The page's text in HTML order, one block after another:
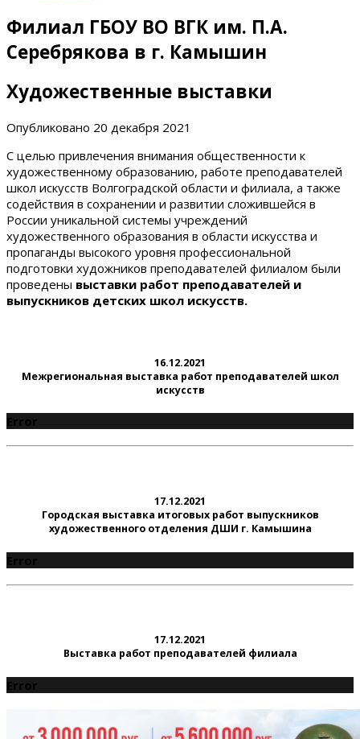
Филиал ГБОУ ВО ВГК им. П.А.
Серебрякова в г. Камышин
Художественные выставки
Опубликовано 20 декабря 2021
С целью привлечения внимания общественности к
художественному образованию, работе преподавателей
школ искусств Волгоградской области и филиала, а также
содействия в сохранении и развитии сложившейся в
России уникальной системы учреждений
художественного образования в области искусства и
пропаганды высокого уровня профессиональной
подготовки художников преподавателей филиалом были
проведены выставки работ преподавателей и
выпускников детских школ искусств.
16.12.2021
Межрегиональная выставка работ преподавателей школ
искусств
Error
17.12.2021
Городская выставка итоговых работ выпускников
художественного отделения ДШИ г. Камышина
Error
17.12.2021
Выставка работ преподавателей филиала
Error